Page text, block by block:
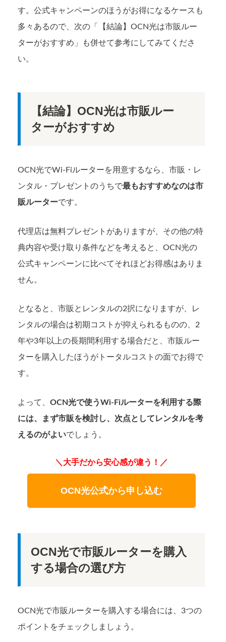
す。公式キャンペーンのほうがお得になるケースも
多々あるので、次の「【結論】OCN光は市販ルー
ターがおすすめ」も併せて参考にしてみてくださ
い。
【結論】OCN光は市販ルー
ターがおすすめ
OCN光でWi-Fiルーターを用意するなら、市販・レ
ンタル・プレゼントのうちで最もおすすめなのは市
販ルーターです。
代理店は無料プレゼントがありますが、その他の特
典内容や受け取り条件などを考えると、OCN光の
公式キャンペーンに比べてそれほどお得感はありま
せん。
となると、市販とレンタルの2択になりますが、レ
ンタルの場合は初期コストが抑えられるものの、2
年や3年以上の長期間利用する場合だと、市販ルー
ターを購入したほうがトータルコストの面でお得で
す。
よって、 OCN光で使うWi-Fiルーターを利用する際
には、まず市販を検討し、次点としてレンタルを考
えるのがよいでしょう。
＼大手だから安心感が違う！／
OCN光公式から申し込む
OCN光で市販ルーターを購入
する場合の選び方
OCN光で市販ルーターを購入する場合には、3つの
ポイントをチェックしましょう。